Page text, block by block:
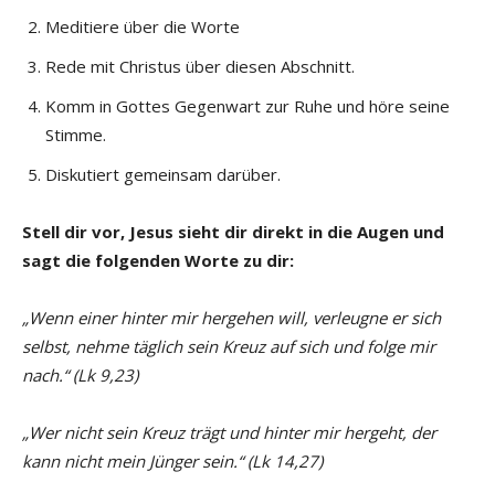
Meditiere über die Worte
Rede mit Christus über diesen Abschnitt.
Komm in Gottes Gegenwart zur Ruhe und höre seine
Stimme.
Diskutiert gemeinsam darüber.
Stell dir vor, Jesus sieht dir direkt in die Augen und
sagt die folgenden Worte zu dir:
„Wenn einer hinter mir hergehen will, verleugne er sich
selbst, nehme täglich sein Kreuz auf sich und folge mir
nach.“ (Lk 9,23)
„Wer nicht sein Kreuz trägt und hinter mir hergeht, der
kann nicht mein Jünger sein.“ (Lk 14,27)